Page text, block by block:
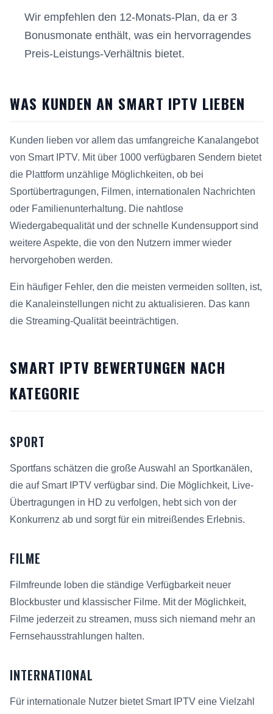
Wir empfehlen den 12-Monats-Plan, da er 3
Bonusmonate enthält, was ein hervorragendes
Preis-Leistungs-Verhältnis bietet.
WAS KUNDEN AN SMART IPTV LIEBEN
Kunden lieben vor allem das umfangreiche Kanalangebot
von Smart IPTV. Mit über 1000 verfügbaren Sendern bietet
die Plattform unzählige Möglichkeiten, ob bei
Sportübertragungen, Filmen, internationalen Nachrichten
oder Familienunterhaltung. Die nahtlose
Wiedergabequalität und der schnelle Kundensupport sind
weitere Aspekte, die von den Nutzern immer wieder
hervorgehoben werden.
Ein häufiger Fehler, den die meisten vermeiden sollten, ist,
die Kanaleinstellungen nicht zu aktualisieren. Das kann
die Streaming-Qualität beeinträchtigen.
SMART IPTV BEWERTUNGEN NACH
KATEGORIE
SPORT
Sportfans schätzen die große Auswahl an Sportkanälen,
die auf Smart IPTV verfügbar sind. Die Möglichkeit, Live-
Übertragungen in HD zu verfolgen, hebt sich von der
Konkurrenz ab und sorgt für ein mitreißendes Erlebnis.
FILME
Filmfreunde loben die ständige Verfügbarkeit neuer
Blockbuster und klassischer Filme. Mit der Möglichkeit,
Filme jederzeit zu streamen, muss sich niemand mehr an
Fernsehausstrahlungen halten.
INTERNATIONAL
Für internationale Nutzer bietet Smart IPTV eine Vielzahl